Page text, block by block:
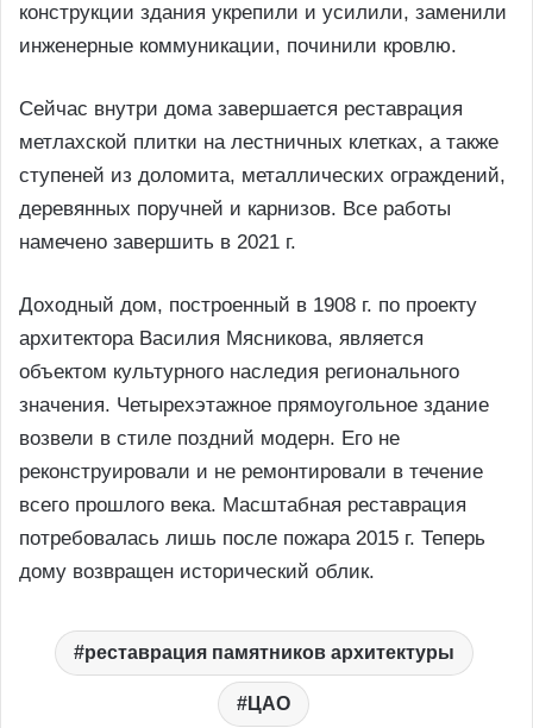
конструкции здания укрепили и усилили, заменили
инженерные коммуникации, починили кровлю.
Сейчас внутри дома завершается реставрация
метлахской плитки на лестничных клетках, а также
ступеней из доломита, металлических ограждений,
деревянных поручней и карнизов. Все работы
намечено завершить в 2021 г.
Доходный дом, построенный в 1908 г. по проекту
архитектора Василия Мясникова, является
объектом культурного наследия регионального
значения. Четырехэтажное прямоугольное здание
возвели в стиле поздний модерн. Его не
реконструировали и не ремонтировали в течение
всего прошлого века. Масштабная реставрация
потребовалась лишь после пожара 2015 г. Теперь
дому возвращен исторический облик.
реставрация памятников архитектуры
ЦАО